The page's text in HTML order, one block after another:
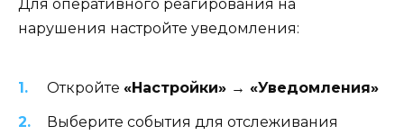
Для оперативного реагирования на
нарушения настройте уведомления:
Откройте «Настройки» → «Уведомления»
Выберите события для отслеживания